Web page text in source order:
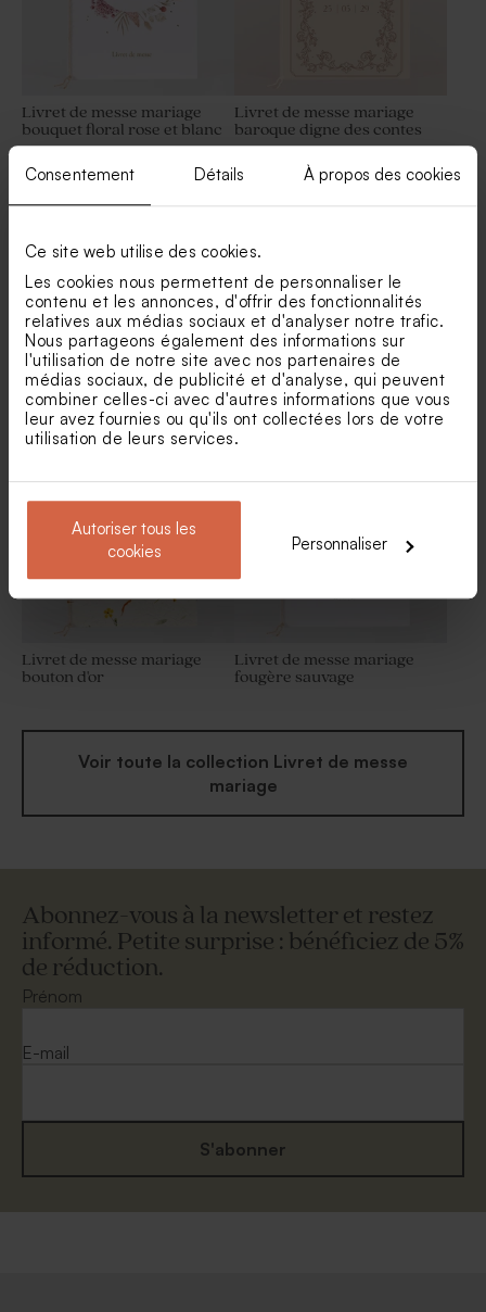
Consentement Détails À propos des cookies
Ce site web utilise des cookies.
Les cookies nous permettent de personnaliser le
contenu et les annonces, d'offrir des fonctionnalités
relatives aux médias sociaux et d'analyser notre trafic.
Nous partageons également des informations sur
l'utilisation de notre site avec nos partenaires de
médias sociaux, de publicité et d'analyse, qui peuvent
combiner celles-ci avec d'autres informations que vous
leur avez fournies ou qu'ils ont collectées lors de votre
utilisation de leurs services.
Autoriser tous les
cookies
Personnaliser
Sticker pompe à savon
vintage fleurs de palme
Marque-place mariage
fleurs de palme
Rond de serviette mariage
fleurs de palme
Savon artisanal mariage
senteur Fleur Hibiscus
Livret de messe mariage
bouquet floral rose et blanc
Livret de messe mariage
baroque digne des contes
Livret de messe mariage
champêtre et son ruban
coton
Livret de messe mariage
photo romantique
Livret de messe mariage
bouton d'or
Livret de messe mariage
fougère sauvage
Voir toute la collection Livret de messe
mariage
Abonnez-vous à la newsletter et restez
informé. Petite surprise : bénéficiez de 5%
de réduction.
Prénom
E-mail
S'abonner